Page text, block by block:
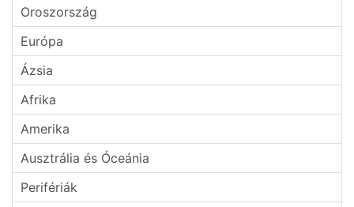
Oroszország
Európa
Ázsia
Afrika
Amerika
Ausztrália és Óceánia
Perifériák